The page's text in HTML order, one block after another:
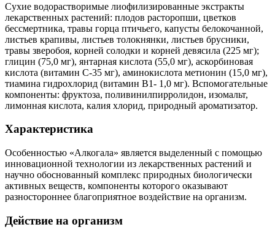
Сухие водорастворимые лиофилизированные экстракты
лекарственных растений: плодов расторопши, цветков
бессмертника, травы горца птичьего, капусты белокочанной,
листьев крапивы, листьев толокнянки, листьев брусники,
травы зверобоя, корней солодки и корней девясила (225 мг);
глицин (75,0 мг), янтарная кислота (55,0 мг), аскорбиновая
кислота (витамин С-35 мг), аминокислота метионин (15,0 мг),
тиамина гидрохлорид (витамин В1- 1,0 мг). Вспомогательные
компоненты: фруктоза, поливинилпирролидон, изомальт,
лимонная кислота, калия хлорид, природный ароматизатор.
Характеристика
Особенностью «Алкогала» является выделенный с помощью
инновационной технологии из лекарственных растений и
научно обоснованный комплекс природных биологически
активных веществ, компоненты которого оказывают
разностороннее благоприятное воздействие на организм.
Действие на организм